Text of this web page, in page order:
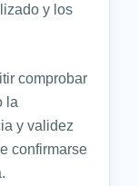
y los
comprobar
la
y validez
confirmarse